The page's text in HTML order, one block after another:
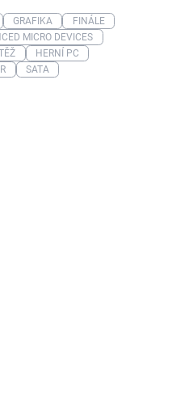
GRAFIKA
FINÁLE
MICRO DEVICES
HERNÍ PC
SATA